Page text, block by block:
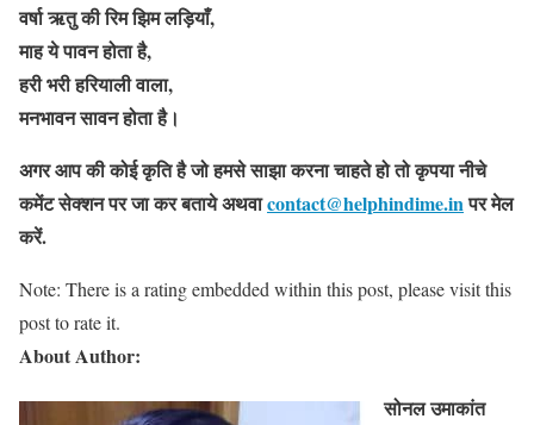
वर्षा ऋतु की रिम झिम लड़ियाँ,
माह ये पावन होता है,
हरी भरी हरियाली वाला,
मनभावन सावन होता है।
अगर आप की कोई कृति है जो हमसे साझा करना चाहते हो तो कृपया नीचे
कमेंट सेक्शन पर जा कर बतायेअथवाcontact@helphindime.inपर मेल
करें.
Note: There is a rating embedded within this post, please visit this
post to rate it.
About Author:
सोनल उमाकांत